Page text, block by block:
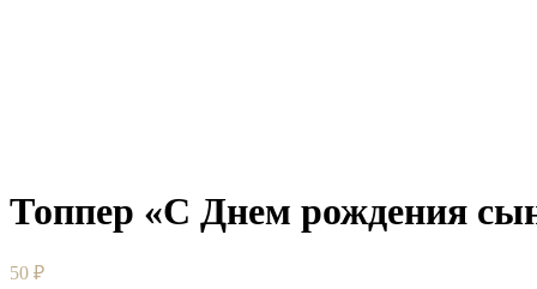
Топпер «С Днем рождения
50 ₽